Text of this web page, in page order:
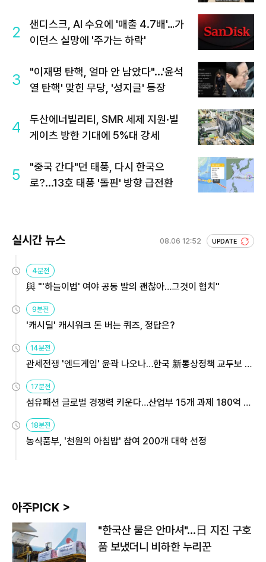
2
샌디스크, AI 수요에 '매출 4.7배'…가
이던스 실망에 '주가는 하락'
3
"이재명 탄핵, 얼마 안 남았다"...'윤석
열 탄핵' 맞힌 무당, '성지글' 등장
4
두산에너빌리티, SMR 세제 지원·빌
게이츠 방한 기대에 5%대 강세
5
"중국 간다"던 태풍, 다시 한국으
로?...13호 태풍 '돌핀' 방향 급전환
실시간 뉴스 08.06 12:52 UPDATE
4분전
與 "'하늘이법' 여야 공동 발의 괜찮아…그것이 협치"
9분전
'캐시딜' 캐시워크 돈 버는 퀴즈, 정답은?
14분전
관세전쟁 '엔드게임' 윤곽 나오나…한국 新통상정책 교두보 활
용해야
17분전
섬유패션 글로벌 경쟁력 키운다…산업부 15개 과제 180억 지
원
18분전
농식품부, '천원의 아침밥' 참여 200개 대학 선정
아주PICK >
"한국산 물은 안마셔"…日 지진 구호
품 보냈더니 비하한 누리꾼